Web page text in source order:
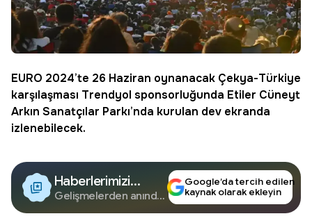
EURO 2024’te 26 Haziran oynanacak Çekya-Türkiye
karşılaşması Trendyol sponsorluğunda Etiler Cüneyt
Arkın Sanatçılar Parkı’nda kurulan dev ekranda
izlenebilecek.
Haberlerimizi
Google'da Takip
Edin
Gelişmelerden anında
Google’da tercih edilen
kaynak olarak ekleyin